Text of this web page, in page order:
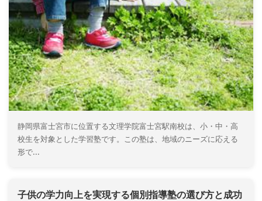
静岡県富士宮市に位置する文理学院富士宮駅南校は、小・中・高
校生を対象とした学習塾です。この塾は、地域のニーズに応える
形で...
子供の学力向上を実現する個別指導塾の選び方と成功